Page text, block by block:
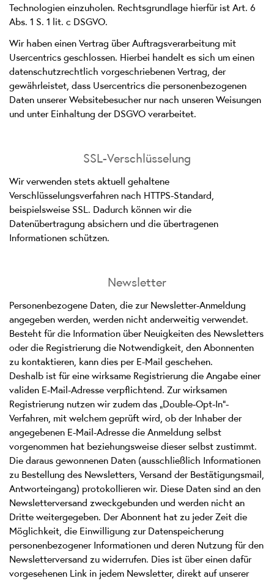
Technologien einzuholen. Rechtsgrundlage hierfür ist Art. 6
Abs. 1 S. 1 lit. c DSGVO.
Wir haben einen Vertrag über Auftragsverarbeitung mit
Usercentrics geschlossen. Hierbei handelt es sich um einen
datenschutzrechtlich vorgeschriebenen Vertrag, der
gewährleistet, dass Usercentrics die personenbezogenen
Daten unserer Websitebesucher nur nach unseren Weisungen
und unter Einhaltung der DSGVO verarbeitet.
SSL-Verschlüsselung
Wir verwenden stets aktuell gehaltene
Verschlüsselungsverfahren nach HTTPS-Standard,
beispielsweise SSL. Dadurch können wir die
Datenübertragung absichern und die übertragenen
Informationen schützen.
Newsletter
Personenbezogene Daten, die zur Newsletter-Anmeldung
angegeben werden, werden nicht anderweitig verwendet.
Besteht für die Information über Neuigkeiten des Newsletters
oder die Registrierung die Notwendigkeit, den Abonnenten
zu kontaktieren, kann dies per E-Mail geschehen.
Deshalb ist für eine wirksame Registrierung die Angabe einer
validen E-Mail-Adresse verpflichtend. Zur wirksamen
Registrierung nutzen wir zudem das „Double-Opt-In“-
Verfahren, mit welchem geprüft wird, ob der Inhaber der
angegebenen E-Mail-Adresse die Anmeldung selbst
vorgenommen hat beziehungsweise dieser selbst zustimmt.
Die daraus gewonnenen Daten (ausschließlich Informationen
zu Bestellung des Newsletters, Versand der Bestätigungsmail,
Antworteingang) protokollieren wir. Diese Daten sind an den
Newsletterversand zweckgebunden und werden nicht an
Dritte weitergegeben. Der Abonnent hat zu jeder Zeit die
Möglichkeit, die Einwilligung zur Datenspeicherung
personenbezogener Informationen und deren Nutzung für den
Newsletterversand zu widerrufen. Dies ist über einen dafür
vorgesehenen Link in jedem Newsletter, direkt auf unserer